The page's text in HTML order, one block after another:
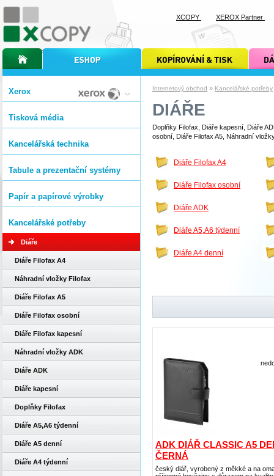
Internetový obchod » Kancelářské potřeby
DIÁŘE
Doplňky Filofax, Diáře kapesní, Diáře
osobní, Diáře Filofax A5, Náhradní
Diáře Filofax A4
Diáře Filofax osobní
Diáře ADK
Diáře A5,A6 týdenní
Diáře A4 denní
ADK DIÁŘ CLASSIC A5
ČERNÁ
český diář, vyrobený z měkké a na
Xerox
Tisková média
Kancelářská technika
Tabule a prezentační systémy
Papír a papírové výrobky
Kancelářské potřeby
Diáře
Diáře Filofax A4
Náhradní vložky Filofax
Diáře Filofax A5
Diáře Filofax osobní
Diáře Filofax kapesní
Náhradní vložky ADK
Diáře ADK
Diáře kapesní
Doplňky Filofax
Diáře A5,A6 týdenní
Diáře A5 denní
Diáře A4 týdenní
úvodní stránka xcopyinternetový obchod xcopy kopírování a tisk xcopy dárkové
XCOPY XEROX Partner